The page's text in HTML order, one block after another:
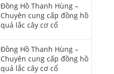
Đồng Hồ Thanh Hùng –
Chuyên cung cấp đồng hồ
quả lắc cây cơ cổ
Đồng Hồ Thanh Hùng –
Chuyên cung cấp đồng hồ
quả lắc cây cơ cổ